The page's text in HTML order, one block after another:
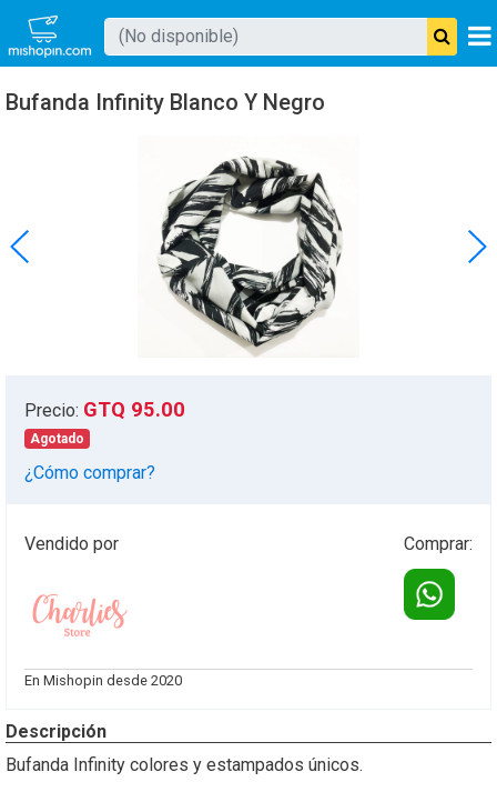
Mishopin
Buscar producto
Bufanda Infinity Blanco Y Negro
Precio: GTQ 95.00
Agotado
¿Cómo comprar?
Vendido por Comprar:
este
whatsapp
En Mishopin desde 2020
Descripción
Bufanda Infinity colores y estampados únicos.